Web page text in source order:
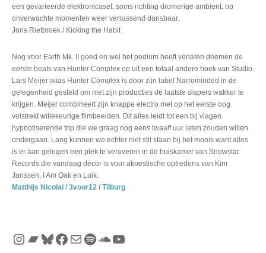
een gevarieerde elektronicaset, soms richting dromerige ambient, op
onverwachte momenten weer verrassend dansbaar.
Joris Rietbroek / Kicking the Habit
Nog voor Earth Mk. II goed en wel het podium heeft verlaten doemen de
eerste beats van Hunter Complex op uit een totaal andere hoek van Studio.
Lars Meijer alias Hunter Complex is door zijn label Narrominded in de
gelegenheid gesteld om met zijn producties de laatste slapers wakker te
krijgen. Meijer combineert zijn knappe electro met op het eerste oog
volstrekt willekeurige filmbeelden. Dit alles leidt tot een bij vlagen
hypnotiserende trip die we graag nog eens twaalf uur laten zouden willen
ondergaan. Lang kunnen we echter niet stil staan bij het moois want alles
is er aan gelegen een plek te veroveren in de huiskamer van Snowstar
Records die vandaag decor is voor akoestische optredens van Kim
Janssen, I Am Oak en Luik.
Matthijs Nicolai / 3voor12 / Tilburg
Instagram
Bandcamp
Bluesky
Facebook
MailSpotify
SoundCloud
YouTube